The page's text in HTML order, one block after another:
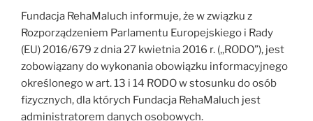
Fundacja RehaMaluch informuje, że w związku z
Rozporządzeniem Parlamentu Europejskiego i Rady
(EU) 2016/679 z dnia 27 kwietnia 2016 r. (,,RODO”), jest
zobowiązany do wykonania obowiązku informacyjnego
określonego w art. 13 i 14 RODO w stosunku do osób
fizycznych, dla których Fundacja RehaMaluch jest
administratorem danych osobowych.